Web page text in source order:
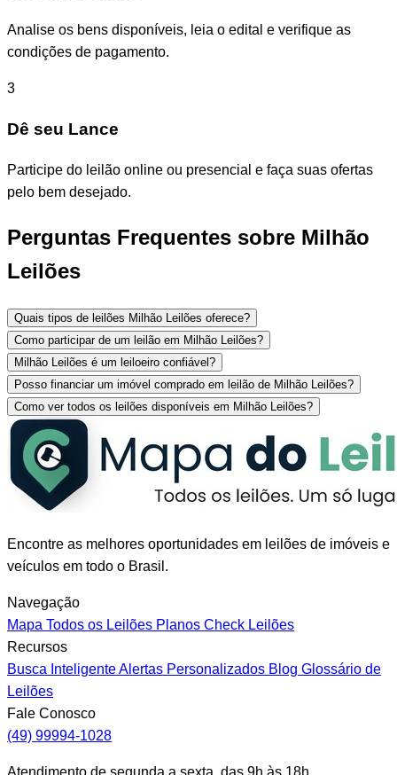
Analise os bens disponíveis, leia o edital e verifique as
condições de pagamento.
3
Dê seu Lance
Participe do leilão online ou presencial e faça suas ofertas
pelo bem desejado.
Perguntas Frequentes sobre Milhão
Leilões
Quais tipos de leilões Milhão Leilões oferece?
Como participar de um leilão em Milhão Leilões?
Milhão Leilões é um leiloeiro confiável?
Posso financiar um imóvel comprado em leilão de Milhão Leilões?
Como ver todos os leilões disponíveis em Milhão Leilões?
Encontre as melhores oportunidades em leilões de imóveis e
veículos em todo o Brasil.
Navegação
Mapa Todos os Leilões Planos Check Leilões
Recursos
Busca InteligenteAlertas Personalizados Blog Glossário de
Leilões
Fale Conosco
(49) 99994-1028
Atendimento de segunda a sexta, das 9h às 18h